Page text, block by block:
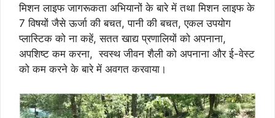
मिशन लाइफ जागरूकता अभियानों के बारे में तथा मिशन लाइफ के
7 विषयों जैसे ऊर्जा की बचत, पानी की बचत, एकल उपयोग
प्लास्टिक को ना कहें, सतत खाद्य प्रणालियों को अपनाना,
अपशिष्ट कम करना, स्वस्थ जीवन शैली को अपनाना और ई-वेस्ट
को कम करने के बारे में अवगत करवाया।